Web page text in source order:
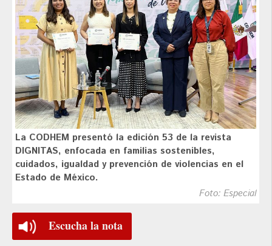
La CODHEM presentó la edición 53 de la revista
DIGNITAS, enfocada en familias sostenibles,
cuidados, igualdad y prevención de violencias en el
Estado de México.
Foto: Especial
Escucha la nota